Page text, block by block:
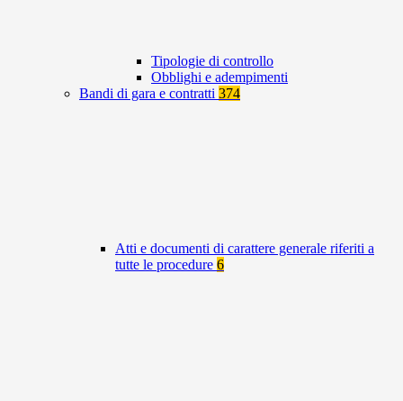
Tipologie di controllo
Obblighi e adempimenti
Bandi di gara e contratti 374
Atti e documenti di carattere generale riferiti a
tutte le procedure 6